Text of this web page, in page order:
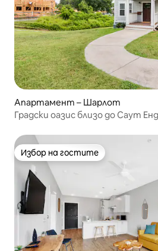
Апартамент – Шарлот
Градски оазис близо до Саут
Избор на гостите
Избор на гостите